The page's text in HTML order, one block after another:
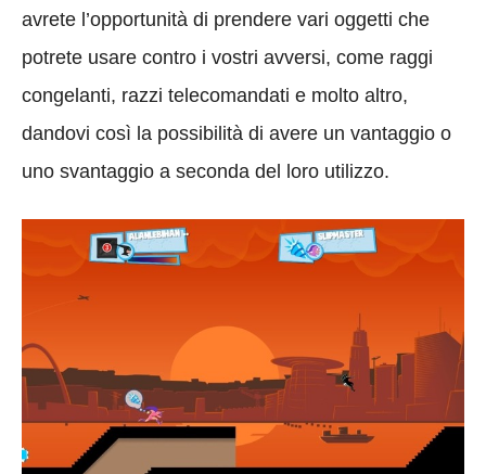
avrete l’opportunità di prendere vari oggetti che
potrete usare contro i vostri avversi, come raggi
congelanti, razzi telecomandati e molto altro,
dandovi così la possibilità di avere un vantaggio o
uno svantaggio a seconda del loro utilizzo.